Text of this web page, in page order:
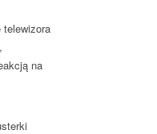
telewizora
na